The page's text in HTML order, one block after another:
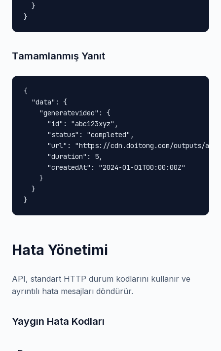
  }
}
Tamamlanmış Yanıt
{
  "data": {
    "generatevideo": {
      "id": "abc123xyz",
      "status": "completed",
"url": "https://cdn.doitong.com/outputs/
      "duration": 5,
      "createdAt": "2024-01-01T00:00:00Z"
    }
  }
}
Hata Yönetimi
API, standart HTTP durum kodlarını kullanır ve
ayrıntılı hata mesajları döndürür.
Yaygın Hata Kodları